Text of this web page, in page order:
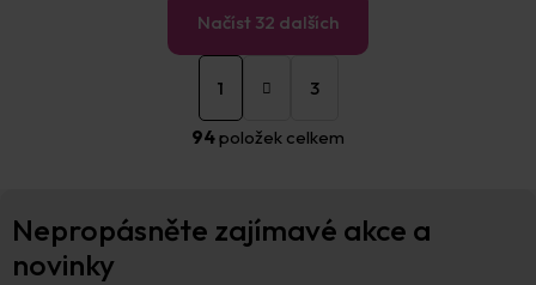
O
á
í
Načíst 32 dalších
S
t
n
á
n
1 3
94položek celkem
Nepropásněte zajímavé akce a
novinky